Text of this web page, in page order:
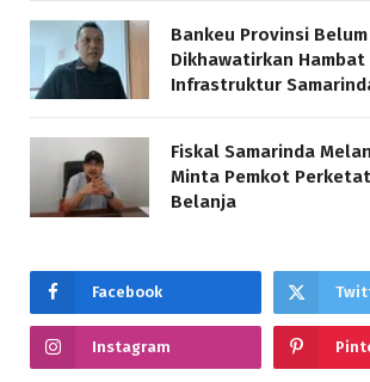
Bankeu Provinsi Belum
Dikhawatirkan Hambat
Infrastruktur
Fiskal Samarinda
Minta Pemkot
Belanja
Facebook
Instagram